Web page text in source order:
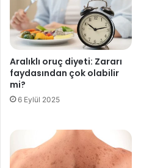
.
y
n
a
y
k
ö
l
ü
Aralıklı oruç diyeti: Zararı
faydasından çok olabilir
mi?
6 Eylül 2025